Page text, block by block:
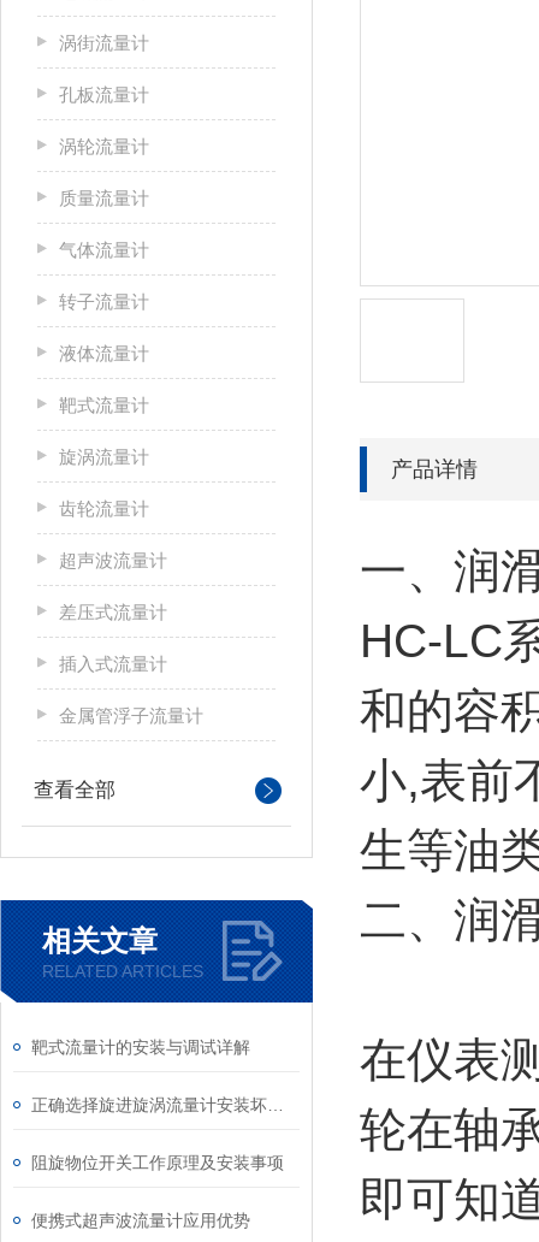
涡街流量计
孔板流量计
涡轮流量计
质量流量计
气体流量计
转子流量计
液体流量计
靶式流量计
旋涡流量计
齿轮流量计
超声波流量计
差压式流量计
插入式流量计
金属管浮子流量计
查看全部
相关文章
RELATED ARTICLES
靶式流量计的安装与调试详解
阻旋物位开关工作原理及安装事项
便携式超声波流量计应用优势
产品详情
一、润
HC-LC
和的容
小,表前
生等油
二、润
在仪表
轮在轴
即可知